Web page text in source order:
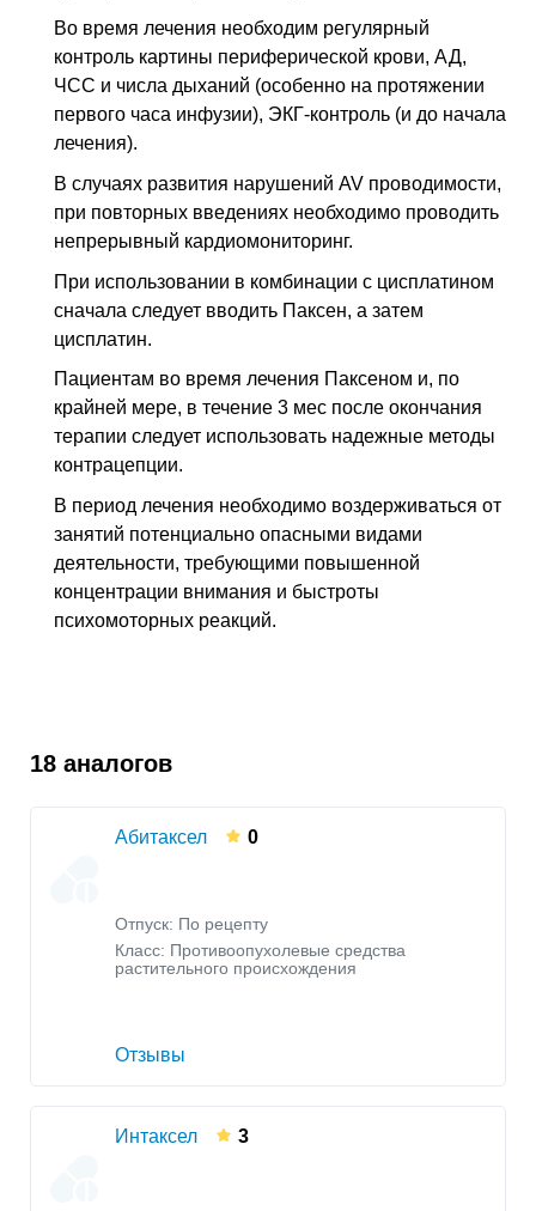
Во время лечения необходим регулярный
контроль картины периферической крови, АД,
ЧСС и числа дыханий (особенно на протяжении
первого часа инфузии), ЭКГ-контроль (и до начала
лечения).
В случаях развития нарушений AV проводимости,
при повторных введениях необходимо проводить
непрерывный кардиомониторинг.
При использовании в комбинации с цисплатином
сначала следует вводить Паксен, а затем
цисплатин.
Пациентам во время лечения Паксеном и, по
крайней мере, в течение 3 мес после окончания
терапии следует использовать надежные методы
контрацепции.
В период лечения необходимо воздерживаться от
занятий потенциально опасными видами
деятельности, требующими повышенной
концентрации внимания и быстроты
психомоторных реакций.
18 аналогов
Абитаксел 0
Отпуск: По рецепту
Класс: Противоопухолевые средства
растительного происхождения
Отзывы
Интаксел 3